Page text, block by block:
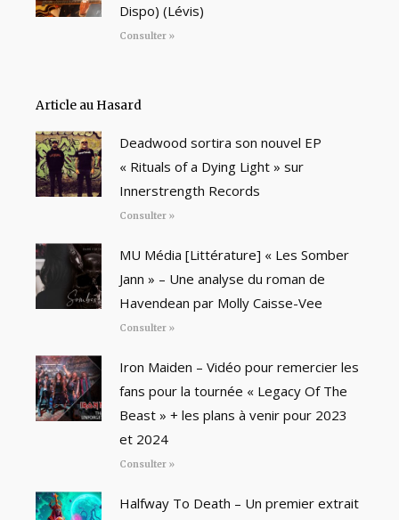
Dispo) (Lévis)
Consulter »
Article au Hasard
Deadwood sortira son nouvel EP
« Rituals of a Dying Light » sur
Innerstrength Records
Consulter »
MU Média [Littérature] « Les Somber
Jann » – Une analyse du roman de
Havendean par Molly Caisse-Vee
Consulter »
Iron Maiden – Vidéo pour remercier les
fans pour la tournée « Legacy Of The
Beast » + les plans à venir pour 2023
et 2024
Consulter »
Halfway To Death – Un premier extrait